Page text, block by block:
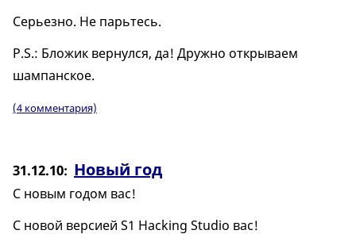
Серьезно. Не парьтесь.
P.S.: Бложик вернулся, да! Дружно открываем
шампанское.
(4 комментария)
31.12.10 Новый год
С новым годом вас!
С новой версией S1 Hacking Studio вас!